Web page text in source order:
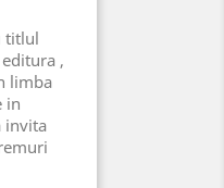
titlul
editura ,
limba
in
invita